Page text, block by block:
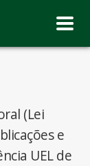
(Lei
e
UEL de